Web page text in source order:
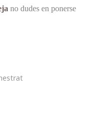
no dudes en ponerse